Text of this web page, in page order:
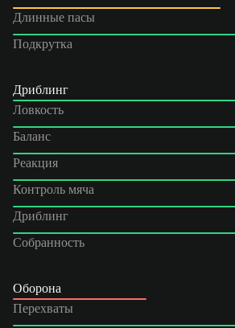
Длинные пасы
Подкрутка
Дриблинг
Ловкость
Баланс
Реакция
Контроль мяча
Дриблинг
Собранность
Оборона
Перехваты